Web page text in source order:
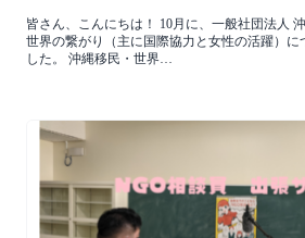
皆さん、こんにちは！ 10月に、一般社団法人
世界の繋がり（主に国際協力と女性の活躍）に
した。 沖縄移民・世界…